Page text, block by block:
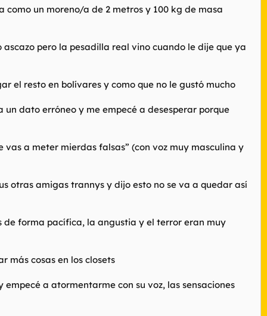
un moreno/a de 2 metros y 100 kg de masa
pero la pesadilla real vino cuando le dije que ya
el resto en bolívares y como que no le gustó mucho
dato erróneo y me empecé a desesperar porque
vas a meter mierdas falsas” (con voz muy masculina y
otras amigas trannys y dijo esto no se va a quedar así
de forma pacífica, la angustia y el terror eran muy
más cosas en los closets
a atormentarme con su voz, las sensaciones